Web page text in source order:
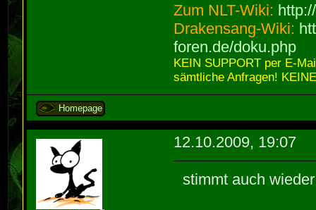
Zum NLT-Wiki:
Drakensang-Wiki:
foren.de/doku.php
KEIN SUPPORT per E-
sämtliche Anfragen!
Homepage
12.10.2009, 19:07
stimmt auch